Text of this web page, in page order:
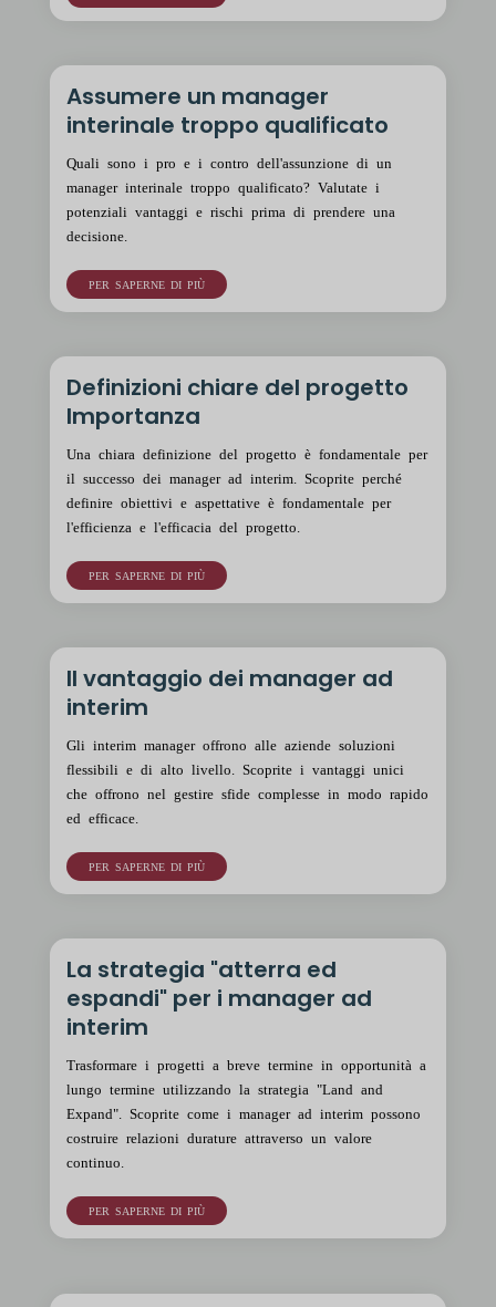
Assumere un manager
interinale troppo qualificato
Quali sono i pro e i contro dell'assunzione di un
manager interinale troppo qualificato? Valutate i
potenziali vantaggi e rischi prima di prendere una
decisione.
PER SAPERNE DI PIÙ
Definizioni chiare del progetto
Importanza
Una chiara definizione del progetto è fondamentale per
il successo dei manager ad interim. Scoprite perché
definire obiettivi e aspettative è fondamentale per
l'efficienza e l'efficacia del progetto.
PER SAPERNE DI PIÙ
Il vantaggio dei manager ad
interim
Gli interim manager offrono alle aziende soluzioni
flessibili e di alto livello. Scoprite i vantaggi unici
che offrono nel gestire sfide complesse in modo rapido
ed efficace.
PER SAPERNE DI PIÙ
La strategia "atterra ed
espandi" per i manager ad
interim
Trasformare i progetti a breve termine in opportunità a
lungo termine utilizzando la strategia "Land and
Expand". Scoprite come i manager ad interim possono
costruire relazioni durature attraverso un valore
continuo.
PER SAPERNE DI PIÙ